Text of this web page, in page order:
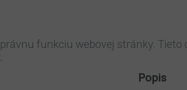
funkciu webovej stránky.
Popis